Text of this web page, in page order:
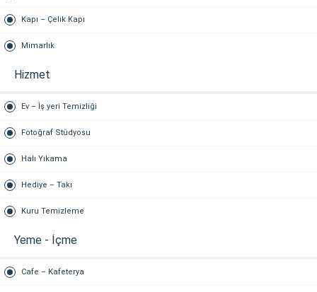
Kapı – Çelik Kapı
Mimarlık
Hizmet
Ev – İş yeri Temizliği
Fotoğraf Stüdyosu
Halı Yıkama
Hediye – Takı
Kuru Temizleme
Yeme - İçme
Cafe – Kafeterya